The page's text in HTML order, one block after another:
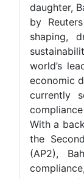
by
With
the